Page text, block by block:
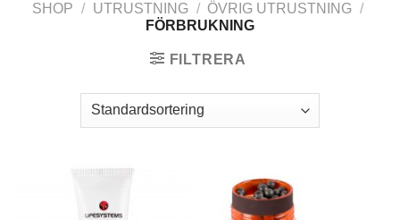
SHOP / UTRUSTNING / ÖVRIG UTRUSTNING /
FÖRBRUKNING
FILTRERA